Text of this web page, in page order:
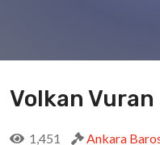
Volkan Vuran
1,451 Ankara